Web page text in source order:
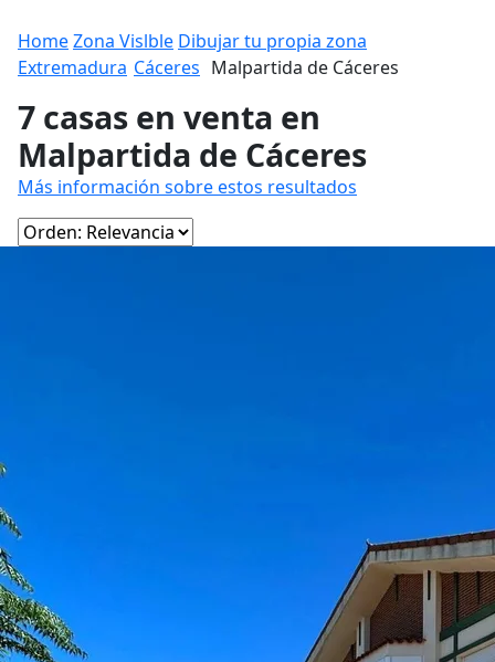
HomeZona Vislble Dibujar tu propia zona
Extremadura Cáceres Malpartida de Cáceres
7 casas en venta en
Malpartida de Cáceres
Más información sobre estos resultados